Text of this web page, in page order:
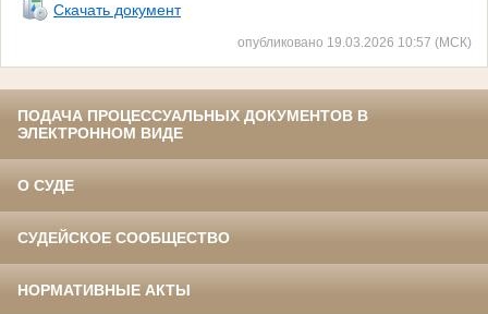
Скачать документ
опубликовано 19.03.2026 10:57 (МСК)
ПОДАЧА ПРОЦЕССУАЛЬНЫХ ДОКУМЕНТОВ В
ЭЛЕКТРОННОМ ВИДЕ
О СУДЕ
СУДЕЙСКОЕ СООБЩЕСТВО
НОРМАТИВНЫЕ АКТЫ